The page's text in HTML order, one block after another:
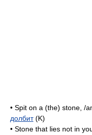
• Spit on a (the) stone, /
долбит(K)
• Stone that lies not in